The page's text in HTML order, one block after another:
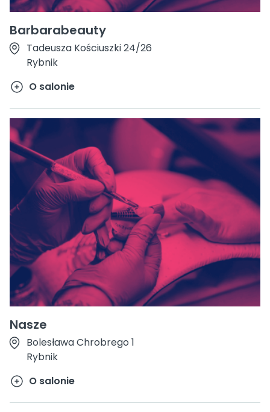
Barbarabeauty
Tadeusza Kościuszki 24/26
Rybnik
O salonie
Nasze
Bolesława Chrobrego 1
Rybnik
O salonie